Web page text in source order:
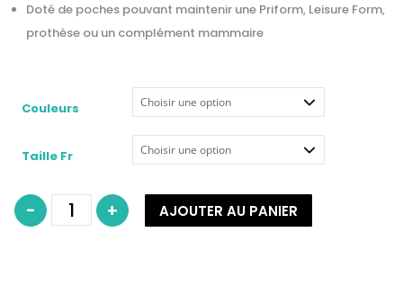
Doté de poches pouvant maintenir une Priform, Leisure Form,
prothèse ou un complément mammaire
Couleurs
Taille Fr
- quantité
Soutien- + AJOUTER AU PANIER